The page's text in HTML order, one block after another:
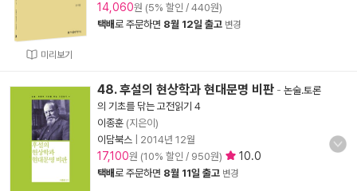
미리보기
14,060원 (5% 할인 / 440원)
택배로 주문하면 8월 12일 출고 변경
48. 후설의 현상학과 현대문명 비판 - 논술.토론
의 기초를 닦는 고전읽기 4
이종훈 (지은이)
이담북스
2014년 12월
17,100원 (10% 할인 / 950원) 10.0
택배로 주문하면 8월 11일 출고 변경